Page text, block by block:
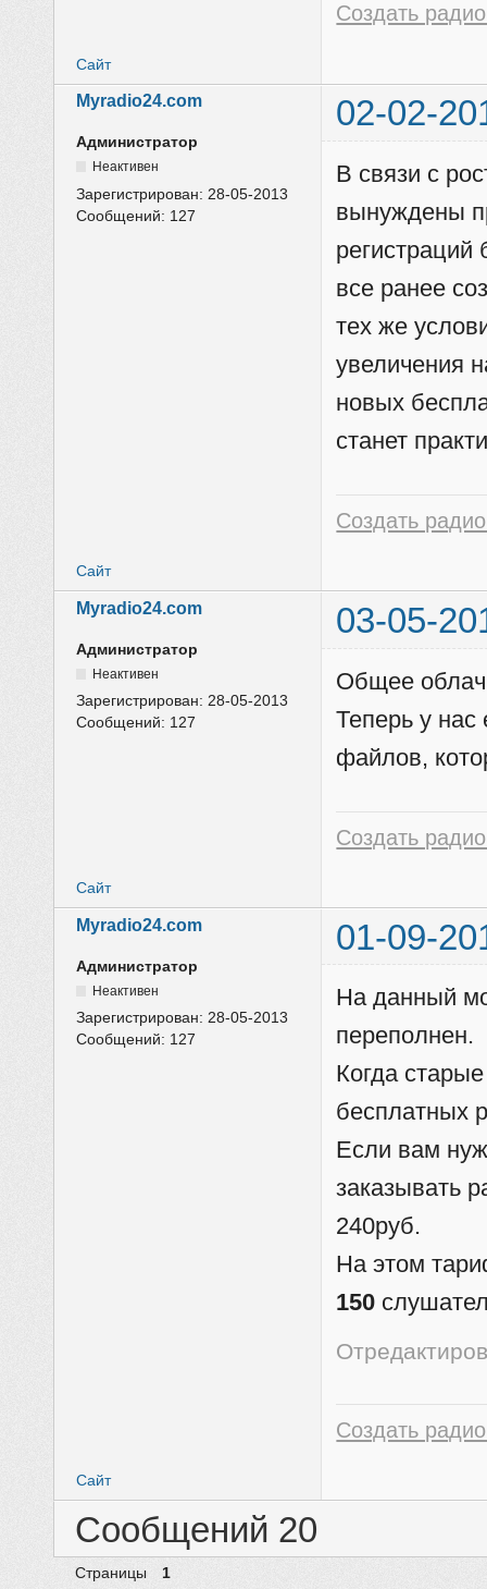
Создать
Сайт
Myradio24.com 02-02-
Администратор
Неактивен
Зарегистрирован: 28-05-2013
Сообщений: 127
В связи с
вынуждены
все ранее
тех же
увеличения
новых
станет
Создать
Сайт
Myradio24.com 03-05-
Администратор
Неактивен
Зарегистрирован:28-05-2013
Сообщений: 127
Общее
Теперь у нас
файлов,
Создать
Сайт
Myradio24.com 01-09-
Администратор
Неактивен
Зарегистрирован:28-05-2013
Сообщений: 127
На данный
переполнен.
Когда
бесплатных
Если вам
заказывать
240руб.
На этом
150
Создать
Сайт
Сообщений 20
Страницы 1